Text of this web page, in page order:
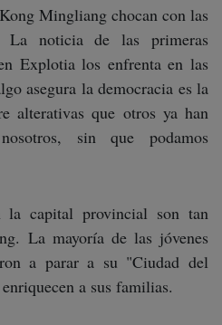
Mingliang chocan con las
noticia de las primeras
Explotia los enfrenta en las
asegura la democracia es la
alterativas que otros ya han
sin que podamos
la capital provincial son tan
La mayoría de las jóvenes
a parar a su "Ciudad del
a sus familias.